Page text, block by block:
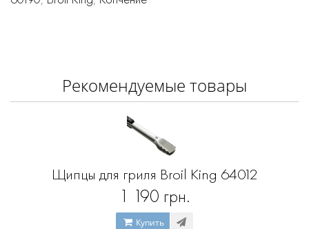
Рекомендуемые товары
Щипцы для гриля Broil King 64012
1 190 грн.
Купить